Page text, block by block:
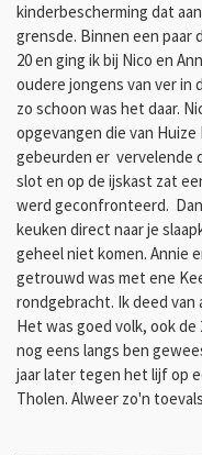
kinderbescherming dat
grensde. Binnen een paar
20 en ging ik bij Nico en
oudere jongens van ver in
zo schoon was het daar.
opgevangen die van Huize
gebeurden er vervelende
slot en op de ijskast zat
werd geconfronteerd. Dan
keuken direct naar je
geheel niet komen. Annie
getrouwd was met ene
rondgebracht. Ik deed van
Het was goed volk, ook
nog eens langs ben
jaar later tegen het lijf op
Tholen. Alweer zo'n